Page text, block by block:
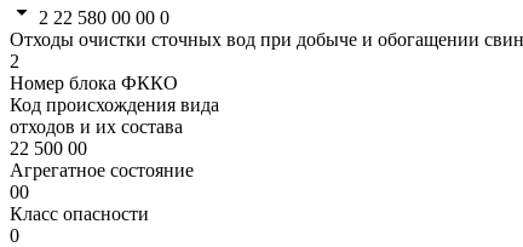
2 22 580 00 00 0
Отходы очистки сточных вод при добыче и обогащении
2
Номер блока ФККО
Код происхождения вида
отходов и их состава
22 500 00
Агрегатное состояние
00
Класс опасности
0